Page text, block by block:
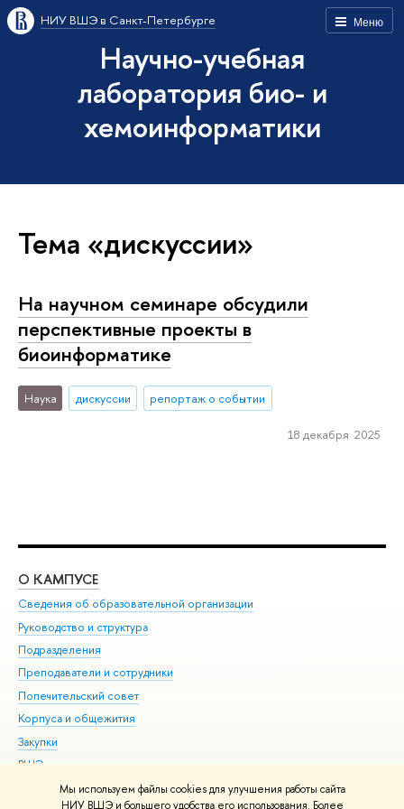
Мы используем файлы cookies для улучшения работы сайта
НИУ ВШЭ и большего удобства его использования. Более
Меню
НИУ ВШЭ в Санкт-Петербурге
Научно-учебная
лаборатория био- и
хемоинформатики
Тема «дискуссии»
На научном семинаре обсудили
перспективные проекты в
биоинформатике
Наука дискуссии репортаж о событии
18 декабря 2025
О КАМПУСЕ
Сведения об образовательной организации
Руководство и структура
Подразделения
Преподаватели и сотрудники
Попечительский совет
Корпуса и общежития
Закупки
ВШЭ для студентов с ограниченными возможностями
здоровья и инвалидностью
Версия для слабовидящих